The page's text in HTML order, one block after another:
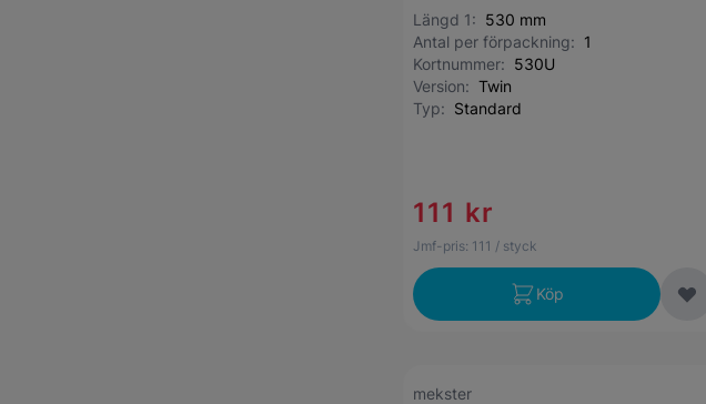
Längd 1: 530 mm
Antal per förpackning: 1
Kortnummer: 530U
Version: Twin
Typ: Standard
111 kr
Jmf-pris: 111 / styck
Köp
mekster